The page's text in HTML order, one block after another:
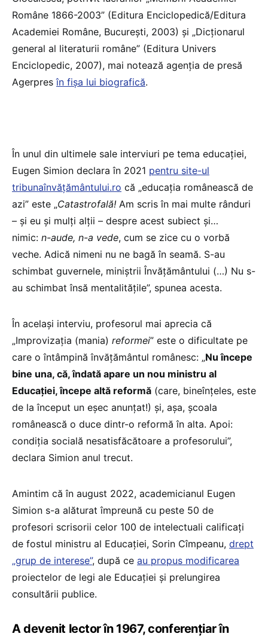
Române 1866-2003” (Editura Enciclopedică/Editura
Academiei Române, Bucureşti, 2003) şi „Dicţionarul
general al literaturii române” (Editura Univers
Enciclopedic, 2007), mai notează agenția de presă
Agerpresîn fișa lui biografică.
În unul din ultimele sale interviuri pe tema educației,
Eugen Simion declara în 2021 pentru site-ul
tribunaînvățământului.ro că „educația românească de
azi” este „Catastrofală! Am scris în mai multe rânduri
– și eu și mulți alții – despre acest subiect și…
nimic: n-aude, n-a vede, cum se zice cu o vorbă
veche. Adică nimeni nu ne bagă în seamă. S-au
schimbat guvernele, miniștrii Învățământului (…) Nu s-
au schimbat însă mentalitățile”, spunea acesta.
În același interviu, profesorul mai aprecia că
„Improvizația (mania) reformei” este o dificultate pe
care o întâmpină învățământul românesc: „Nu începe
bine una, că, îndată apare un nou ministru al
Educației, începe altă reformă (care, bineînțeles, este
de la început un eșec anunțat!) și, așa, școala
românească o duce dintr-o reformă în alta. Apoi:
condiția socială nesatisfăcătoare a profesorului”,
declara Simion anul trecut.
Amintim că în august 2022, academicianul Eugen
Simion s-a alăturat împreună cu peste 50 de
profesori scrisorii celor 100 de intelectuali calificați
de fostul ministru al Educației, Sorin Cîmpeanu, drept
„grup de interese”, după ce au propus modificarea
proiectelor de legi ale Educației și prelungirea
consultării publice.
A devenit lector în 1967, conferențiar în